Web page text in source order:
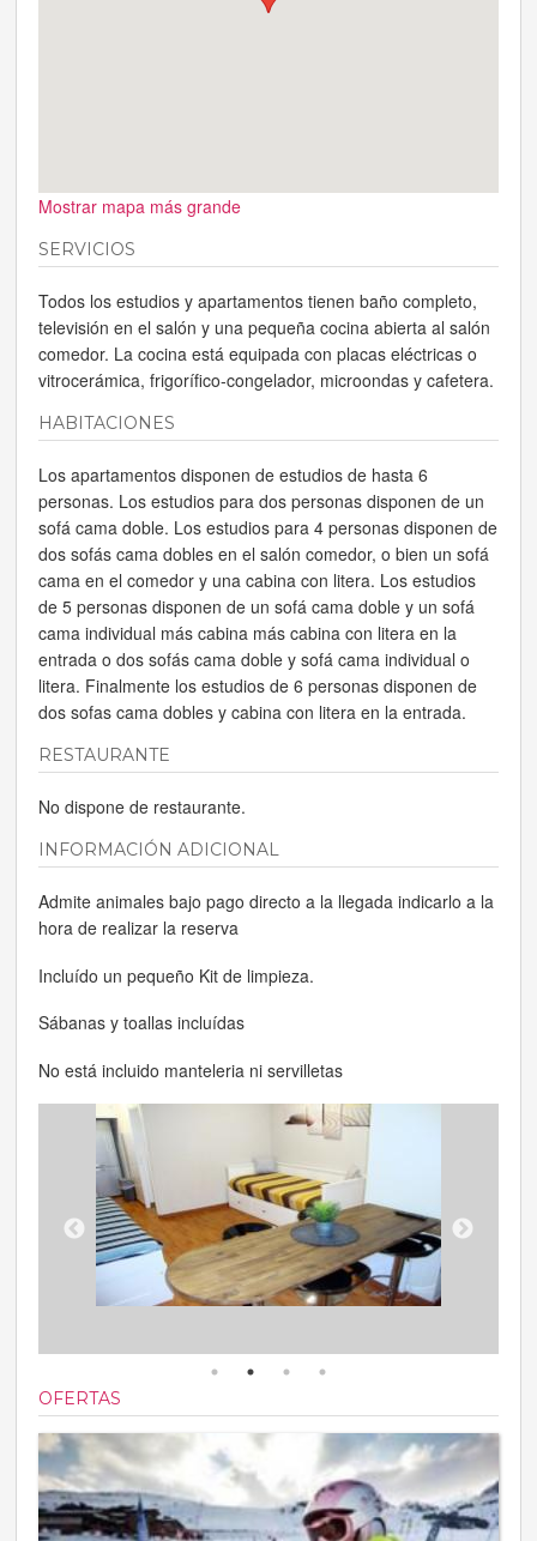
Mostrar mapa más grande
SERVICIOS
Todos los estudios y apartamentos tienen baño completo,
televisión en el salón y una pequeña cocina abierta al salón
comedor. La cocina está equipada con placas eléctricas o
vitrocerámica, frigorífico-congelador, microondas y cafetera.
HABITACIONES
Los apartamentos disponen de estudios de hasta 6
personas. Los estudios para dos personas disponen de un
sofá cama doble. Los estudios para 4 personas disponen de
dos sofás cama dobles en el salón comedor, o bien un sofá
cama en el comedor y una cabina con litera. Los estudios
de 5 personas disponen de un sofá cama doble y un sofá
cama individual más cabina más cabina con litera en la
entrada o dos sofás cama doble y sofá cama individual o
litera. Finalmente los estudios de 6 personas disponen de
dos sofas cama dobles y cabina con litera en la entrada.
RESTAURANTE
No dispone de restaurante.
INFORMACIÓN ADICIONAL
Admite animales bajo pago directo a la llegada indicarlo a la
hora de realizar la reserva
Incluído un pequeño Kit de limpieza.
Sábanas y toallas incluídas
No está incluido manteleria ni servilletas
OFERTAS